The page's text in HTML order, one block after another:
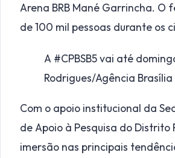
Arena BRB Mané Garrincha.
de 100 mil pessoas durante os
A #CPBSB5 vai até
Rodrigues/Agência Brasília
Com o apoio institucional da
de Apoio à Pesquisa do Distrito
imersão nas principais